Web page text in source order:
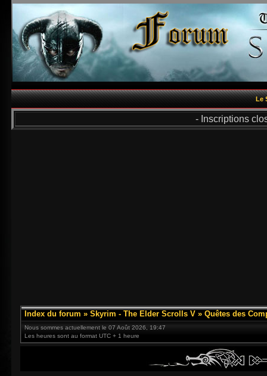
Le
- Inscriptions
Index du forum » Skyrim - The Elder Scrolls V » Quêtes des
Nous sommes actuellement le 07 Août 2026, 19:47
Les heures sont au format UTC + 1 heure